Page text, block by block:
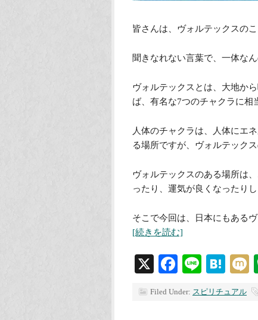
皆さんは、ヴォルテックスの
聞きなれない言葉で、一体な
ヴォルテックスとは、大地か
ば、有名な7つのチャクラに相
人体のチャクラは、人体にエ
る場所ですが、ヴォルテック
ヴォルテックスのある場所は
ったり、運気が良くなったりし
そこで今回は、日本にもある
[続きを読む]
X Facebook
Line
Filed Under: スピリチュアル